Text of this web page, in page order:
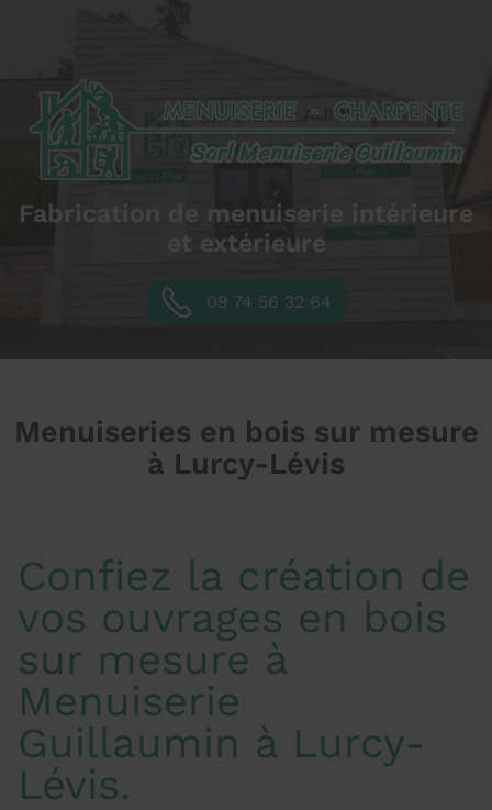
Fabrication de menuiserie intérieure
et extérieure
09 74 56 32 64
Menuiseries en bois sur mesure
à Lurcy-Lévis
Confiez la création de
vos ouvrages en bois
sur mesure à
Menuiserie
Guillaumin à Lurcy-
Lévis.